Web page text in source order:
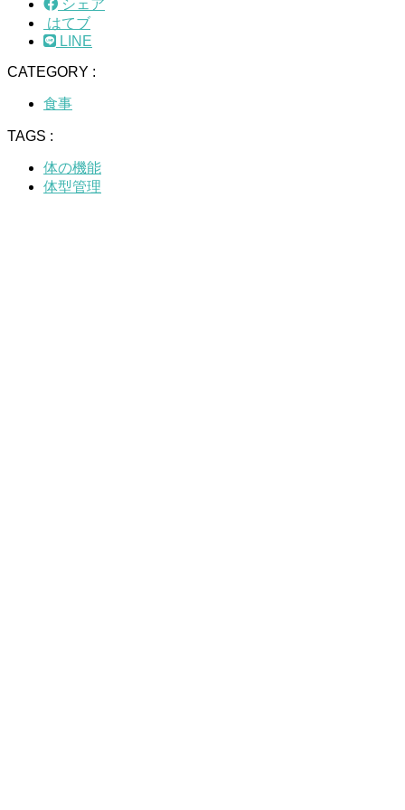
シェア
はてブ
LINE
CATEGORY :
食事
TAGS :
体の機能
体型管理